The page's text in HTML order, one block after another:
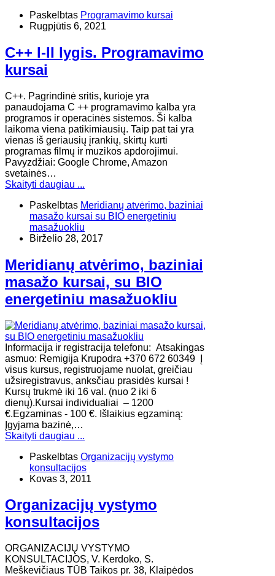
Paskelbtas Programavimo kursai
Rugpjūtis 6, 2021
C++ I-II lygis. Programavimo
kursai
C++. Pagrindinė sritis, kurioje yra
panaudojama C ++ programavimo kalba yra
programos ir operacinės sistemos. Ši kalba
laikoma viena patikimiausių. Taip pat tai yra
vienas iš geriausių įrankių, skirtų kurti
programas filmų ir muzikos apdorojimui.
Pavyzdžiai: Google Chrome, Amazon
svetainės…
Skaityti daugiau ...
Paskelbtas Meridianų atvėrimo, baziniai
masažo kursai su BIO energetiniu
masažuokliu
Birželio 28, 2017
Meridianų atvėrimo, baziniai
masažo kursai, su BIO
energetiniu masažuokliu
Informacija ir registracija telefonu: Atsakingas
asmuo: Remigija Krupodra +370 672 60349 Į
visus kursus, registruojame nuolat, greičiau
užsiregistravus, anksčiau prasidės kursai !
Kursų trukmė iki 16 val. (nuo 2 iki 6
dienų).Kursai individualiai – 1200
€.Egzaminas - 100 €. Išlaikius egzaminą:
Įgyjama bazinė,…
Skaityti daugiau ...
Paskelbtas Organizacijų vystymo
konsultacijos
Kovas 3, 2011
Organizacijų vystymo
konsultacijos
ORGANIZACIJŲ VYSTYMO
KONSULTACIJOS, V. Kerdoko, S.
Meškevičiaus TŪB Taikos pr. 38, Klaipėdos